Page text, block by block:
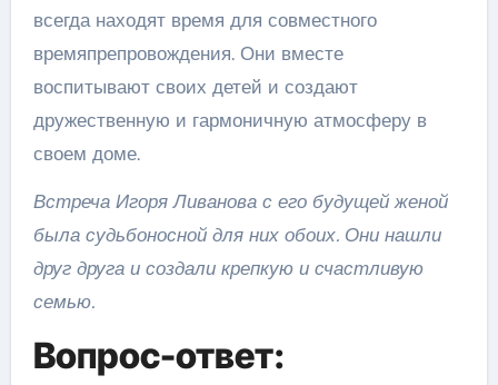
всегда находят время для совместного
времяпрепровождения. Они вместе
воспитывают своих детей и создают
дружественную и гармоничную атмосферу в
своем доме.
Встреча Игоря Ливанова с его будущей женой
была судьбоносной для них обоих. Они нашли
друг друга и создали крепкую и счастливую
семью.
Вопрос-ответ: